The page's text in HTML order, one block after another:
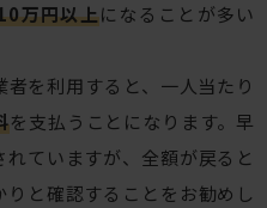
万円以上になることが多い
を利用すると、一人当たり
を支払うことになります。早
ていますが、全額が戻ると
と確認することをお勧めし